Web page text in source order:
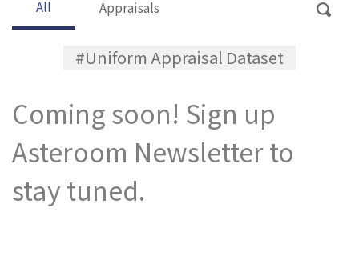
All Appraisals
#Uniform Appraisal Dataset
Coming soon! Sign up
Asteroom Newsletter to
stay tuned.